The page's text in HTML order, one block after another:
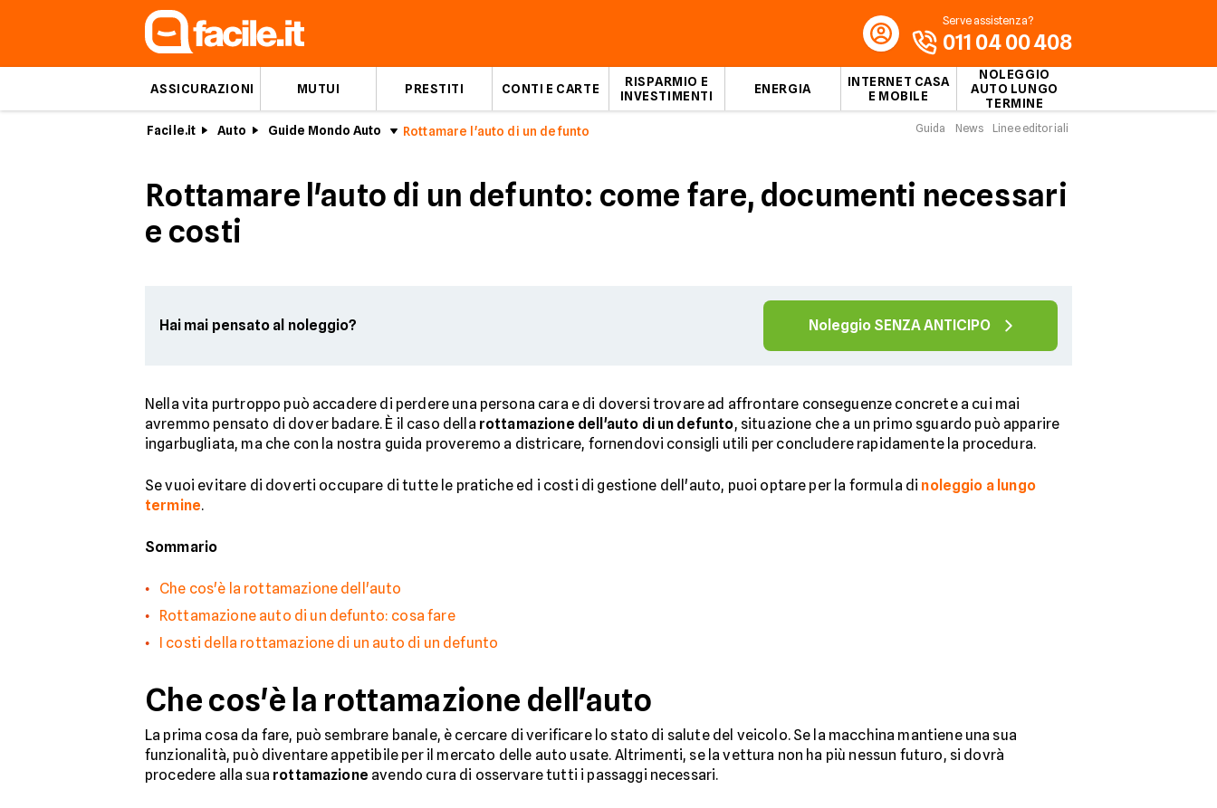
ASSICURAZIONI MUTUI PRESTITI CONTI E CARTE
RISPARMIO E
INVESTIMENTI
ENERGIA
INTERNET CASA
E MOBILE
NOLEGGIO
AUTO LUNGO
TERMINE
Serve assistenza?
011 04 00 408
Facile.it Auto Guide Mondo Auto Rottamare l'auto di un defunto Guida News Linee editoriali
Rottamare l'auto di un defunto: come fare, documenti necessari
e costi
Hai mai pensato al noleggio? Noleggio SENZA ANTICIPO
Nella vita purtroppo può accadere di perdere una persona cara e di doversi trovare ad affrontare conseguenze concrete a cui mai
avremmo pensato di dover badare. È il caso della rottamazione dell'auto di un defunto, situazione che a un primo sguardo può apparire
ingarbugliata, ma che con la nostra guida proveremo a districare, fornendovi consigli utili per concludere rapidamente la procedura.
Se vuoi evitare di doverti occupare di tutte le pratiche ed i costi di gestione dell'auto, puoi optare per la formula di noleggio a lungo
termine.
Sommario
Che cos'è la rottamazione dell'auto
Rottamazione auto di un defunto: cosa fare
I costi della rottamazione di un auto di un defunto
Che cos'è la rottamazione dell'auto
La prima cosa da fare, può sembrare banale, è cercare di verificare lo stato di salute del veicolo. Se la macchina mantiene una sua
funzionalità, può diventare appetibile per il mercato delle auto usate. Altrimenti, se la vettura non ha più nessun futuro, si dovrà
procedere alla sua rottamazione avendo cura di osservare tutti i passaggi necessari.